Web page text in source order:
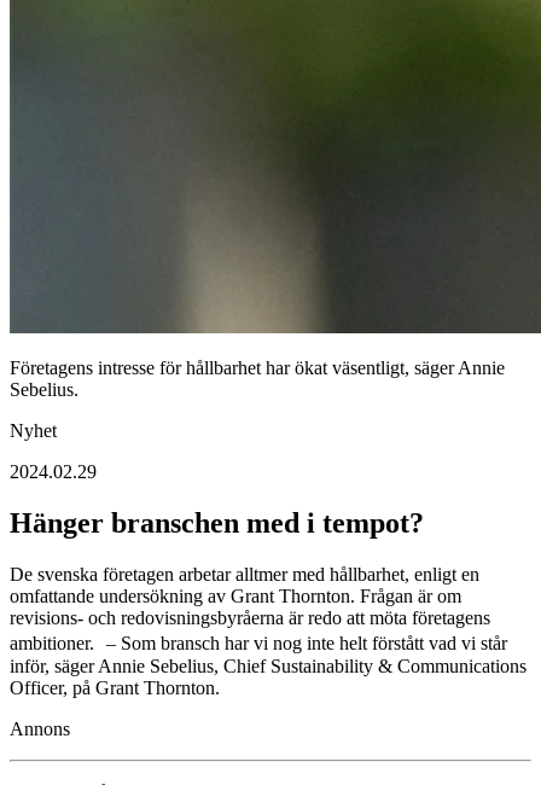
Företagens intresse för hållbarhet har ökat väsentligt, säger Annie
Sebelius.
Nyhet
2024.02.29
Hänger branschen med i tempot?
De svenska företagen arbetar alltmer med hållbarhet, enligt en
omfattande undersökning av Grant Thornton. Frågan är om
revisions- och redovisningsbyråerna är redo att möta företagens
ambitioner. – Som bransch har vi nog inte helt förstått vad vi står
inför, säger Annie Sebelius, Chief Sustainability & Communications
Officer, på Grant Thornton.
Annons